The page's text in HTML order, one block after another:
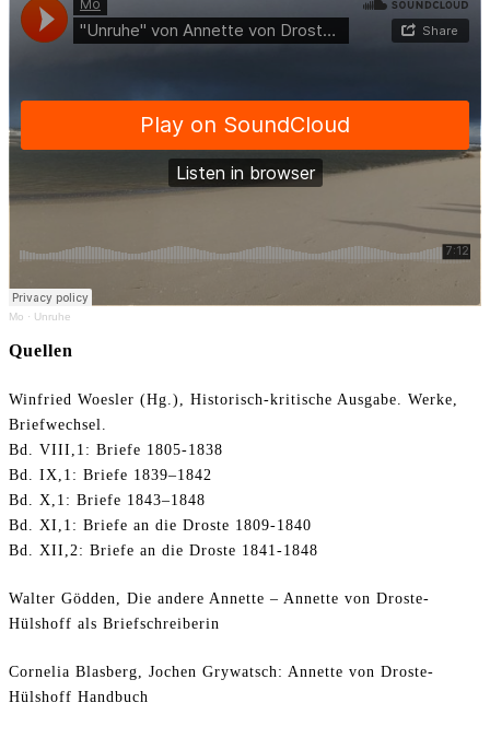
Mo · Unruhe
Quellen
Winfried Woesler (Hg.), Historisch-kritische Ausgabe. Werke,
Briefwechsel.
Bd. VIII,1: Briefe 1805-1838
Bd. IX,1: Briefe 1839–1842
Bd. X,1: Briefe 1843–1848
Bd. XI,1: Briefe an die Droste 1809-1840
Bd. XII,2: Briefe an die Droste 1841-1848
Walter Gödden, Die andere Annette – Annette von Droste-
Hülshoff als Briefschreiberin
Cornelia Blasberg, Jochen Grywatsch: Annette von Droste-
Hülshoff Handbuch